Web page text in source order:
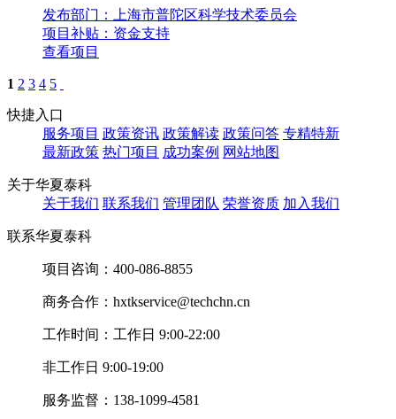
发布部门：上海市普陀区科学技术委员会
项目补贴： 资金支持
查看项目
1 2 3 4 5
快捷入口
服务项目 政策资讯 政策解读 政策问答 专精特新
最新政策 热门项目 成功案例 网站地图
关于华夏泰科
关于我们 联系我们 管理团队 荣誉资质 加入我们
联系华夏泰科
项目咨询： 400-086-8855
商务合作： hxtkservice@techchn.cn
工作时间： 工作日 9:00-22:00
非工作日 9:00-19:00
服务监督： 138-1099-4581